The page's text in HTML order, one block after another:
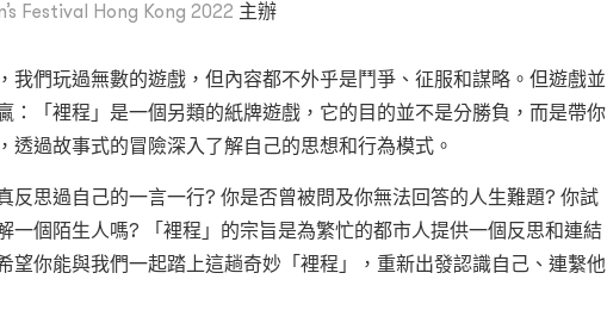
Festival Hong Kong 2022 主辦
我們玩過無數的遊戲，但內容都不外乎是鬥爭、征服和謀略。但遊戲並
：「裡程」是一個另類的紙牌遊戲，它的目的並不是分勝負，而是帶你
透過故事式的冒險深入了解自己的思想和行為模式。
反思過自己的一言一行? 你是否曾被問及你無法回答的人生難題? 你試
一個陌生人嗎? 「裡程」的宗旨是為繁忙的都市人提供一個反思和連結
望你能與我們一起踏上這趟奇妙「裡程」，重新出發認識自己、連繫他